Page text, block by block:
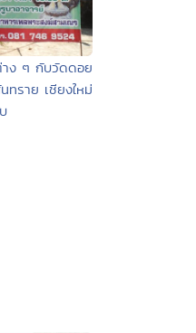
ง ๆ กับวัดดอย
ราย เชียงใหม่